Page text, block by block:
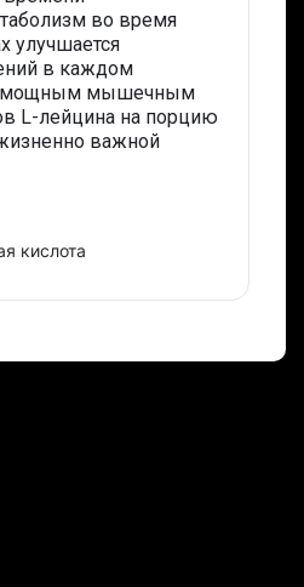
во время
улучшается
в каждом
и мощным мышечным
L-лейцина на порцию
важной
кислота